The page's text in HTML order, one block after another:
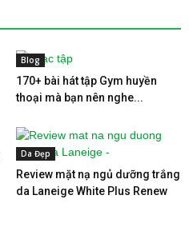
Blog
170+ bài hát tập Gym huyền
thoại mà bạn nên nghe...
Da Đẹp
Review mặt nạ ngủ dưỡng trắng
da Laneige White Plus Renew